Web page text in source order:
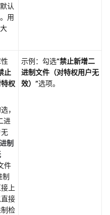
认
用
止
权
，
进
制
件
制
上
接
检
示例：勾选“禁止新增二
进制文件（对特权用户无
效）”选项。